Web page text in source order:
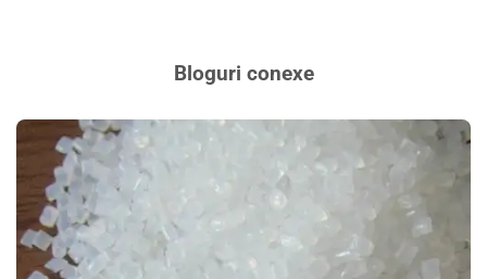
Bloguri conexe